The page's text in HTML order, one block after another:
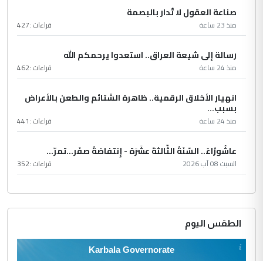
صناعة العقول لا تُدار بالبصمة
منذ 23 ساعة قراءات :427
رسالة إلى شيعة العراق.. استعدوا يرحمكم الله
منذ 24 ساعة قراءات :462
انهيار الأخلاق الرقمية.. ظاهرة الشتائم والطعن بالأعراض
بسبب...
منذ 24 ساعة قراءات :441
عاشُورْاءُ.. السّنَةُ الثّالثةَ عشَرَة - إِنتفاضةُ صفَر…تمرّ...
السبت 08 آب 2026 قراءات :352
الطقس اليوم
Karbala Governorate